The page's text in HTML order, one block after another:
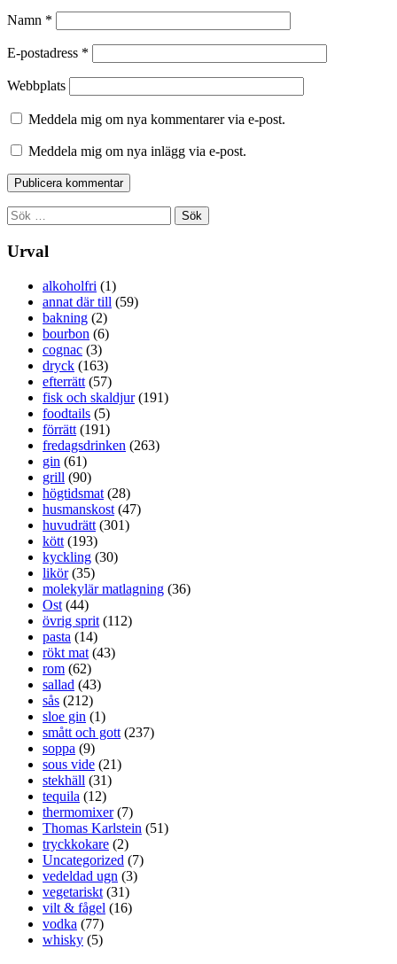
Namn *
E-postadress *
Webbplats
Meddela mig om nya kommentarer via e-post.
Meddela mig om nya inlägg via e-post.
Sök
efter:
Urval
alkoholfri (1)
annat där till (59)
bakning (2)
bourbon (6)
cognac (3)
dryck (163)
efterrätt (57)
fisk och skaldjur(191)
foodtails (5)
förrätt (191)
fredagsdrinken (263)
gin (61)
grill (90)
högtidsmat (28)
husmanskost (47)
huvudrätt (301)
kött (193)
kyckling (30)
likör(35)
molekylär matlagning (36)
Ost (44)
övrig sprit (112)
pasta (14)
rökt mat (43)
rom (62)
sallad (43)
sås (212)
sloe gin (1)
smått och gott (237)
soppa (9)
sous vide (21)
stekhäll (31)
tequila (12)
thermomixer(7)
Thomas Karlstein (51)
tryckkokare (2)
Uncategorized (7)
vedeldad ugn (3)
vegetariskt (31)
vilt & fågel (16)
vodka (77)
whisky (5)